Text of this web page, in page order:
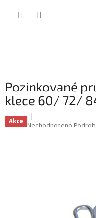
Pozinkované
klece 60/ 72/
Akce Průměrné
Neohodnoceno